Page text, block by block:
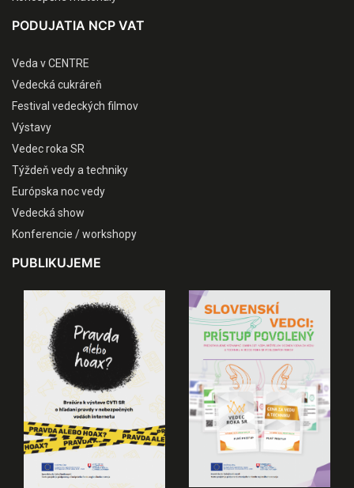
PODUJATIA NCP VAT
Veda v CENTRE
Vedecká cukráreň
Festival vedeckých filmov
Výstavy
Vedec roka SR
Týždeň vedy a techniky
Európska noc vedy
Vedecká show
Konferencie / workshopy
PUBLIKUJEME